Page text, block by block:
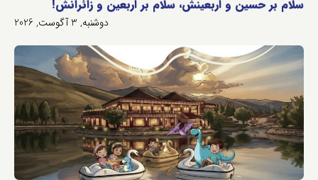
سلام بر حسین و اربعینش، سلام بر اربعین و زائرانش!
دوشنبه, 3 آگوست, 2026